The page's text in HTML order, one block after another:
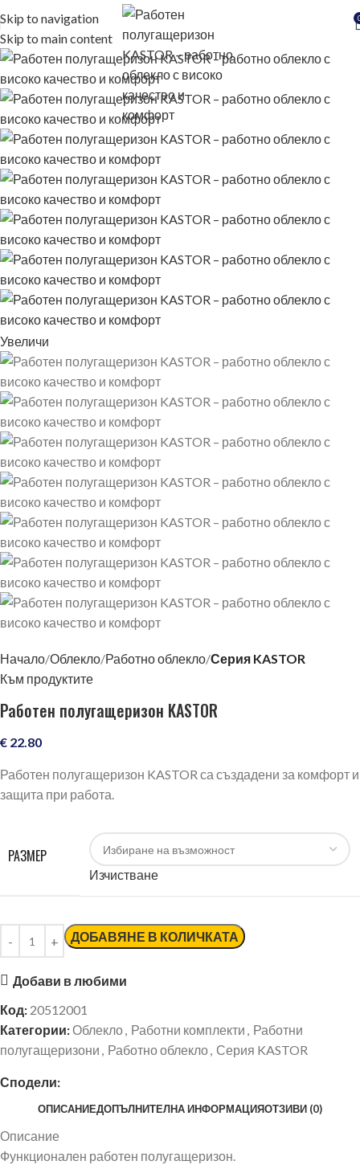
Skip to navigation
Skip to main content
Увеличи
Начало Облекло Работно облекло Серия KASTOR
Към продуктите
Работен полугащеризон KASTOR
€ 22.80
Работен полугащеризон KASTOR са създадени за комфорт и
защита при работа.
РАЗМЕР
Изчистване
ДОБАВЯНЕ В КОЛИЧКАТА
Добави в любими
Код: 20512001
Категории:Облекло, Работни комплекти , Работни
полугащеризони , Работно облекло, Серия KASTOR
Сподели:
ОПИСАНИЕДОПЪЛНИТЕЛНА ИНФОРМАЦИЯОТЗИВИ (0)
Описание
Функционален работен полугащеризон.